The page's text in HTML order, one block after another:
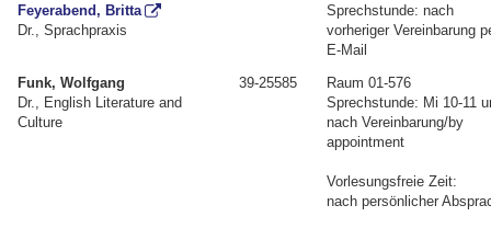
Feyerabend, Britta
Dr., Sprachpraxis
Sprechstunde: nach
vorheriger Vereinbarung
E-Mail
Funk, Wolfgang
Dr., English Literature and
Culture
39-25585
Raum 01-576
Sprechstunde: Mi 10-11
nach Vereinbarung/by
appointment
Vorlesungsfreie Zeit:
nach persönlicher